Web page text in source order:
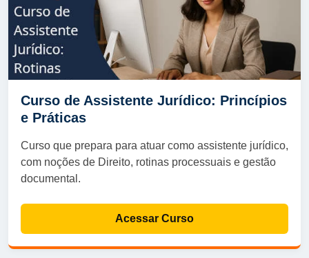
Curso de Assistente Jurídico: Princípios
e Práticas
Curso que prepara para atuar como assistente jurídico,
com noções de Direito, rotinas processuais e gestão
documental.
Acessar Curso